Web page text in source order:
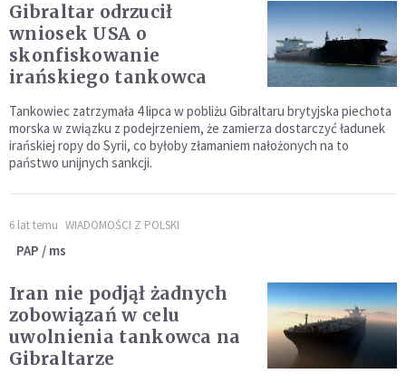
Gibraltar odrzucił
wniosek USA o
skonfiskowanie
irańskiego tankowca
Tankowiec zatrzymała 4 lipca w pobliżu Gibraltaru brytyjska piechota
morska w związku z podejrzeniem, że zamierza dostarczyć ładunek
irańskiej ropy do Syrii, co byłoby złamaniem nałożonych na to
państwo unijnych sankcji.
6 lat temu WIADOMOŚCI Z POLSKI
PAP / ms
Iran nie podjął żadnych
zobowiązań w celu
uwolnienia tankowca na
Gibraltarze